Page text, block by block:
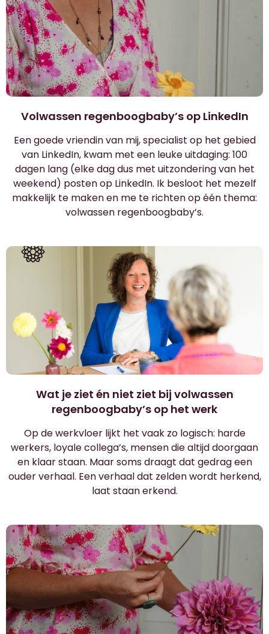
Volwassen regenboogbaby’s op LinkedIn
Een goede vriendin van mij, specialist op het gebied
van LinkedIn, kwam met een leuke uitdaging: 100
dagen lang (elke dag dus met uitzondering van het
weekend) posten op LinkedIn. Ik besloot het mezelf
makkelijk te maken en me te richten op één thema:
volwassen regenboogbaby’s.
Wat je ziet én niet ziet bij volwassen
regenboogbaby’s op het werk
Op de werkvloer lijkt het vaak zo logisch: harde
werkers, loyale collega’s, mensen die altijd doorgaan
en klaar staan. Maar soms draagt dat gedrag een
ouder verhaal. Een verhaal dat zelden wordt herkend,
laat staan erkend.